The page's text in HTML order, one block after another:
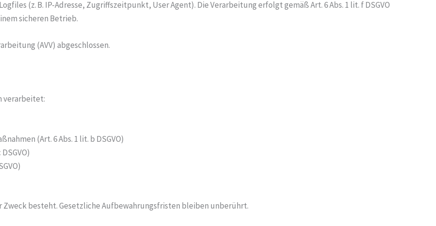
(z. B. IP-Adresse, Zugriffszeitpunkt, User Agent). Die Verarbeitung erfolgt gemäß Art. 6 Abs. 1 lit. f DSGVO
sicheren Betrieb.
(AVV) abgeschlossen.
verarbeitet:
(Art. 6 Abs. 1 lit. b DSGVO)
besteht. Gesetzliche Aufbewahrungsfristen bleiben unberührt.